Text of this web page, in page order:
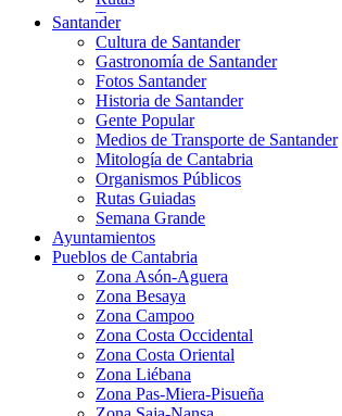
Teatros
Teléferico
Zoológicos
Santander
Cultura de Santander
Gastronomía de Santander
Fotos Santander
Historia de Santander
Gente Popular
Medios de Transporte de Santander
Mitología de Cantabria
Organismos Públicos
Rutas Guiadas
Semana Grande
Ayuntamientos
Pueblos de Cantabria
Zona Asón-Aguera
Zona Besaya
Zona Campoo
Zona Costa Occidental
Zona Costa Oriental
Zona Liébana
Zona Pas-Miera-Pisueña